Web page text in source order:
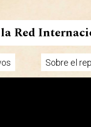
Red
Sobre el